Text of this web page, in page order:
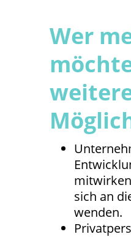
Wer
sich an
wenden.